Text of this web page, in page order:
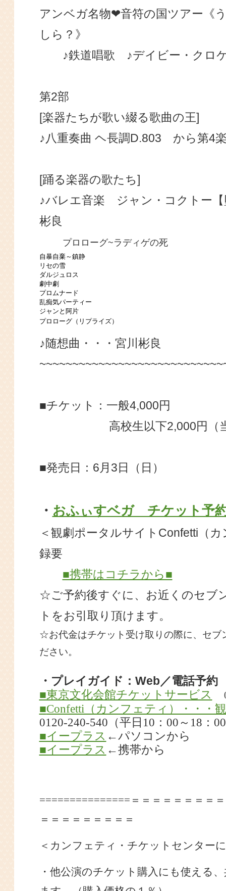
アンベガ名物❤音符の国ツアー《
しら？》
♪鉄道唱歌 ♪デイビー・クロケ
第2部
[楽器たちが歌い綴る歌曲の王]
♪八重奏曲 ヘ長調D.803 から第4
[踊る楽器の歌たち]
♪バレエ音楽 ジャン・コクトー【
彬良
プロローグ~ラディゲの死
自暴自棄～鎮静
リセの雪
ダルジュロス
劇中劇
プロムナード
乱痴気パーティー
ジャンと阿片
プロローグ（リプライズ）
♪随想曲・・・宮川彬良
■チケット：一般4,000円
高校生以下2,000円（当
■発売日：6月3日（日）
・ おふぃすベガ チケット予
＜観劇ポータルサイトConfetti（
録要
■携帯はコチラから■
☆ご予約後すぐに、お近くのセブ
トをお引取り頂けます。
☆お代金はチケット受け取りの際に、セブ
ださい。
・プレイガイド：Web／電話予約
■東京文化会館チケットサービス
■Confetti（カンフェティ）・・・
0120-240-540（平日10：00～18：
■イープラス ←パソコンから
■イープラス ←携帯から
===============＝＝＝＝＝＝＝＝
＝＝＝＝＝＝＝＝＝
＜カンフェティ・チケットセンター
・他公演のチケット購入にも使える